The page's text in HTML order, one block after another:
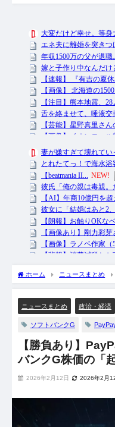
ホーム ニュースまとめ
ニュースまとめ 政治・経済
ソフトバンクG
【勝負あり】
バンクG株価の「
2026年2月12日 2026年2月